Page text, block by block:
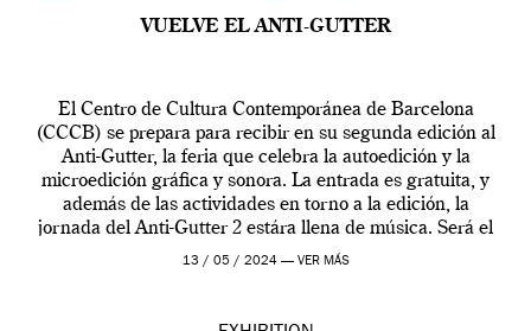
VUELVE EL ANTI-GUTTER
El Centro de Cultura Contemporánea de Barcelona
(CCCB) se prepara para recibir en su segunda edición al
Anti-Gutter, la feria que celebra la autoedición y la
microedición gráfica y sonora. La entrada es gratuita, y
además de las actividades en torno a la edición, la
jornada del Anti-Gutter 2 estára llena de música. Será el
[…]
13 / 05 / 2024 — VER MÁS